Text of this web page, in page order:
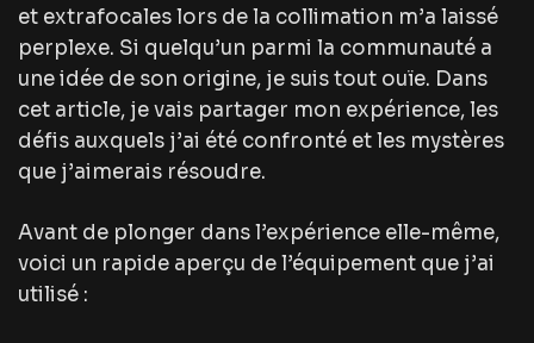
et extrafocales lors de la collimation m’a laissé
perplexe. Si quelqu’un parmi la communauté a
une idée de son origine, je suis tout ouïe. Dans
cet article, je vais partager mon expérience, les
défis auxquels j’ai été confronté et les mystères
que j’aimerais résoudre.
Avant de plonger dans l’expérience elle-même,
voici un rapide aperçu de l’équipement que j’ai
utilisé :